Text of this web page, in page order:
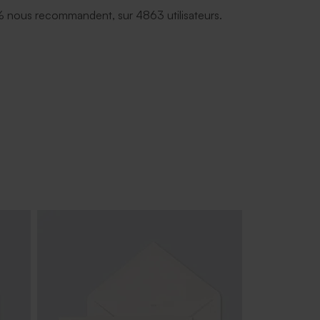
nous recommandent, sur 4863 utilisateurs.